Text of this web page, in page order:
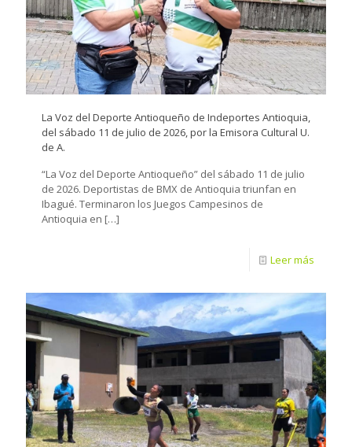
La Voz del Deporte Antioqueño de Indeportes Antioquia,
del sábado 11 de julio de 2026, por la Emisora Cultural U.
de A.
“La Voz del Deporte Antioqueño” del sábado 11 de julio
de 2026. Deportistas de BMX de Antioquia triunfan en
Ibagué. Terminaron los Juegos Campesinos de
Antioquia en […]
Leer más